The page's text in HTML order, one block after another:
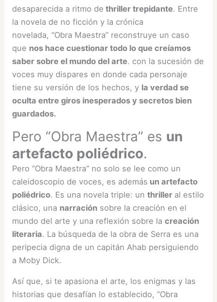
desaparecida a ritmo de thriller trepidante. Entre
la novela de no ficción y la crónica
novelada, “Obra Maestra” reconstruye un caso
que nos hace cuestionar todo lo que creíamos
saber sobre el mundo del arte. con la sucesión de
voces muy dispares en donde cada personaje
tiene su versión de los hechos, y la verdad se
oculta entre giros inesperados y secretos bien
guardados.
Pero “Obra Maestra” es un
artefacto poliédrico.
Pero “Obra Maestra” no solo se lee como un
caleidoscopio de voces, es además un artefacto
poliédrico. Es una novela triple: unthriller al estilo
clásico, una narración sobre la creación en el
mundo del arte y una reflexión sobre lacreación
literaria. La búsqueda de la obra de Serra es una
peripecia digna de un capitán Ahab persiguiendo
a Moby Dick.
Así que, si te apasiona el arte, los enigmas y las
historias que desafían lo establecido, “Obra